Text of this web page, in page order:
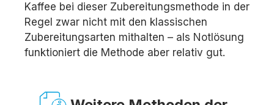
Kaffee bei dieser Zubereitungsmethode in der
Regel zwar nicht mit den klassischen
Zubereitungsarten mithalten – als Notlösung
funktioniert die Methode aber relativ gut.